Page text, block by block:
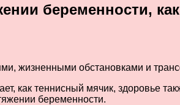
беременности,
жизненными обстановками и
как теннисный мячик,
беременности.